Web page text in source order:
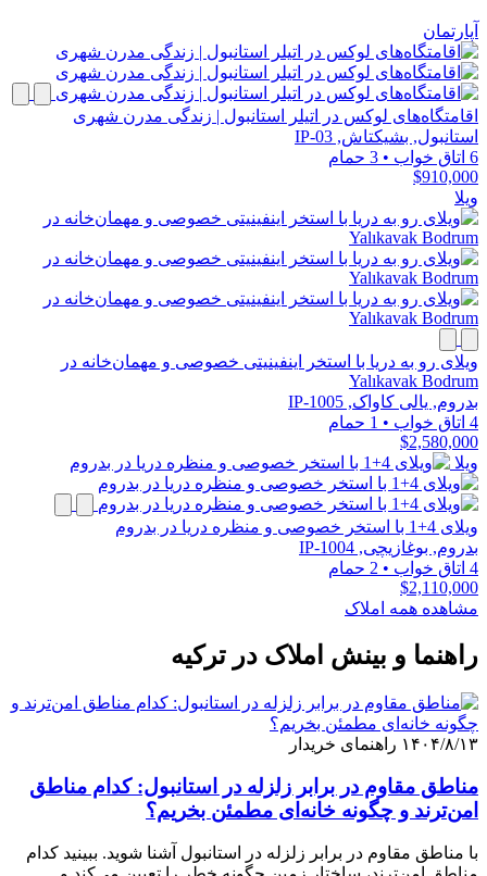
آپارتمان
اقامتگاه‌های لوکس در اتیلر استانبول | زندگی مدرن شهری
استانبول, بشیکتاش, IP-03
6 اتاق خواب
• 3 حمام
$910,000
ویلا
ویلای رو به دریا با استخر اینفینیتی خصوصی و مهمان‌خانه در
Yalıkavak Bodrum
بدروم, یالی کاواک, IP-1005
4 اتاق خواب
• 1 حمام
$2,580,000
ویلا
ویلای 4+1 با استخر خصوصی و منظره دریا در بدروم
بدروم, بوغازیچی, IP-1004
4 اتاق خواب
• 2 حمام
$2,110,000
مشاهده همه املاک
راهنما و بینش املاک در ترکیه
۱۴۰۴/۸/۱۳ راهنمای خریدار
مناطق مقاوم در برابر زلزله در استانبول: کدام مناطق
امن‌ترند و چگونه خانه‌ای مطمئن بخریم؟
با مناطق مقاوم در برابر زلزله در استانبول آشنا شوید. ببینید کدام